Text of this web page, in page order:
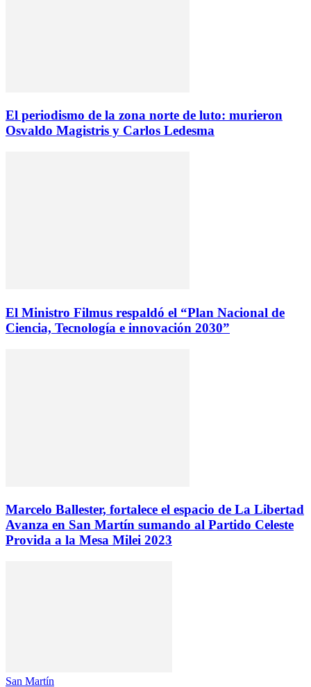
El periodismo de la zona norte de luto: murieron
Osvaldo Magistris y Carlos Ledesma
El Ministro Filmus respaldó el “Plan Nacional de
Ciencia, Tecnología e innovación 2030”
Marcelo Ballester, fortalece el espacio de La Libertad
Avanza en San Martín sumando al Partido Celeste
Provida a la Mesa Milei 2023
San Martín